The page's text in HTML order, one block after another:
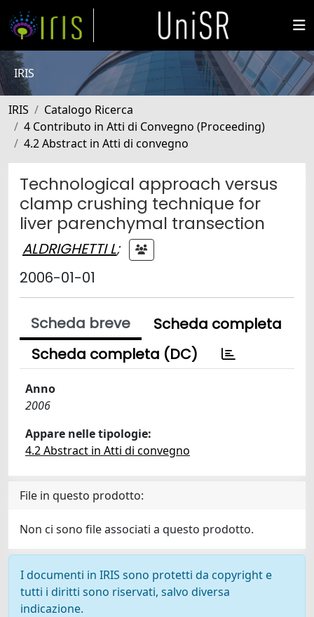
IRIS
IRIS
Catalogo Ricerca
4 Contributo in Atti di Convegno (Proceeding)
4.2 Abstract in Atti di convegno
Technological approach versus
clamp crushing technique for
liver parenchymal transection
ALDRIGHETTI L;
2006-01-01
Scheda breve
Scheda completa
Scheda completa (DC)
Anno
2006
Appare nelle tipologie:
4.2 Abstract in Atti di convegno
File in questo prodotto:
Non ci sono file associati a questo prodotto.
I documenti in IRIS sono protetti da copyright e
tutti i diritti sono riservati, salvo diversa
indicazione.